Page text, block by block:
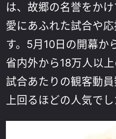
は、故郷の名誉をか
愛にあふれた試合や
す。5月10日の開幕か
省内外から18万人以
試合あたりの観客動
上回るほどの人気でし